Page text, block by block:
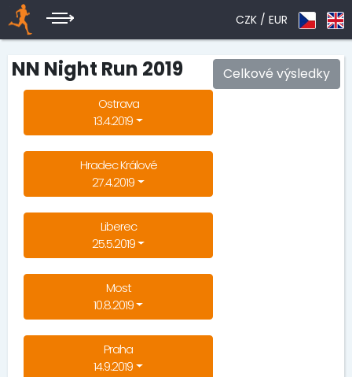
CZK / EUR
Celkové výsledky
NN Night Run 2019
Ostrava
13.4.2019
Hradec Králové
27.4.2019
Liberec
25.5.2019
Most
10.8.2019
Praha
14.9.2019